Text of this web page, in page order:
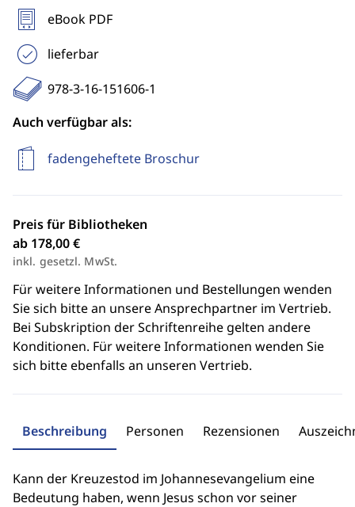
eBook PDF
lieferbar
978-3-16-151606-1
Auch verfügbar als:
fadengeheftete Broschur
Preis für Bibliotheken
ab 178,00 €
inkl. gesetzl. MwSt.
Für weitere Informationen und Bestellungen wenden
Sie sich bitte an unsere Ansprechpartner im Vertrieb.
Bei Subskription der Schriftenreihe gelten andere
Konditionen. Für weitere Informationen wenden Sie
sich bitte ebenfalls an unseren Vertrieb.
Beschreibung Personen Rezensionen
Kann der Kreuzestod im Johannesevangelium eine
Bedeutung haben, wenn Jesus schon vor seiner